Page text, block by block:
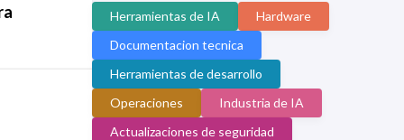
Herramientas de IA
Hardware
Documentacion tecnica
Herramientas de desarrollo
Operaciones
Industria de IA
Actualizaciones de seguridad